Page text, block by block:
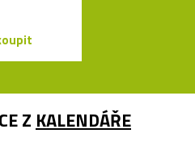
Z KALENDÁŘE